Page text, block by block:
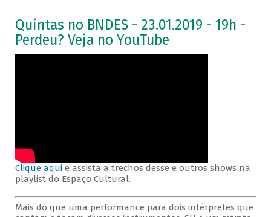
Quintas no BNDES - 23.01.2019 - 19h -
Perdeu? Veja no YouTube
Clique aquie assista a trechos desse e outros shows na
playlist do Espaço Cultural.
Mais do que uma performance para dois intérpretes que